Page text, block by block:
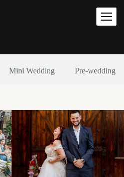
Mini Wedding Pre-wedding